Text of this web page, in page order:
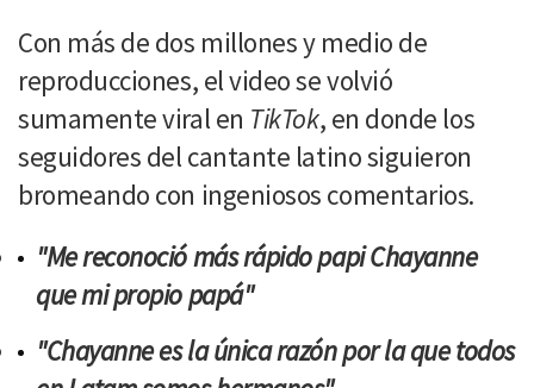
Con más de dos millones y medio de
reproducciones, el video se volvió
sumamente viral en TikTok, en donde los
seguidores del cantante latino siguieron
bromeando con ingeniosos comentarios.
"Me reconoció más rápido papi Chayanne
que mi propio papá"
"Chayanne es la única razón por la que todos